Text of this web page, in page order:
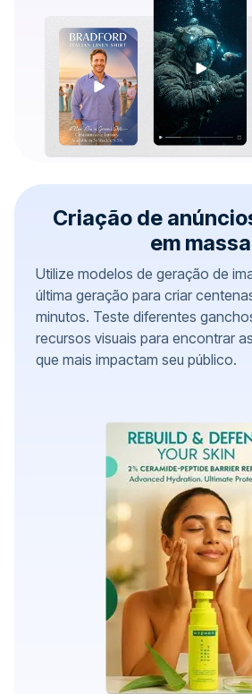
Criação de
em massa
Utilize modelos de geração de
última geração para criar
minutos. Teste diferentes
recursos visuais para encontrar
que mais impactam seu público.